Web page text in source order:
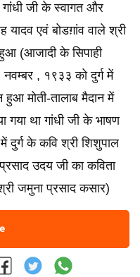
गांधी जी के स्वागत और
यादव एवं बोडग़ांव वाले श्री
(आजादी के सिपाही
, १९३३ को दुर्ग में
हुआ मोती-तालाब मैदान में
था गांधी जी के भाषण
दुर्ग के कवि श्री शिशुपाल
उदय जी का कविता
जमुना प्रसाद कसार)